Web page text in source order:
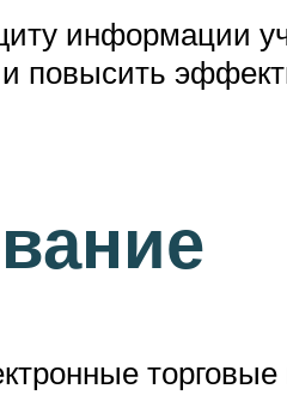
информации
и повысить